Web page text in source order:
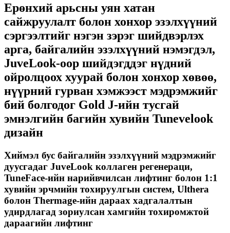
Ерөнхий арьсны уян хатан
сайжруулалт болон хонхор эзэлхүүний
сэргээлтийг нэгэн зэрэг шийдвэрлэх
арга, байгалийн эзэлхүүний нэмэгдэл,
JuveLook-оор шийдэгддэг нүдний
ойролцоох хуурай болон хонхор хөвөө,
нүүрний гурван хэмжээст мэдрэмжийг
бий болгодог Gold J-ийн тусгай
эмнэлгийн багийн хувийн Tunevelook
дизайн
Хиймэл бус байгалийн эзэлхүүний мэдрэмжийг
дуусгадаг JuveLook коллаген регенераци,
TuneFace-ийн нарийвчилсан лифтинг болон 1:1
хувийн эрчмийн тохируулгын систем, Ulthera
болон Thermage-ийн дараах хадгалалтын
удирдлагад зориулсан хамгийн тохиромжтой
дараагийн лифтинг